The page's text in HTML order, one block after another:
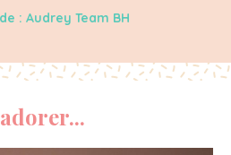
: Audrey Team BH